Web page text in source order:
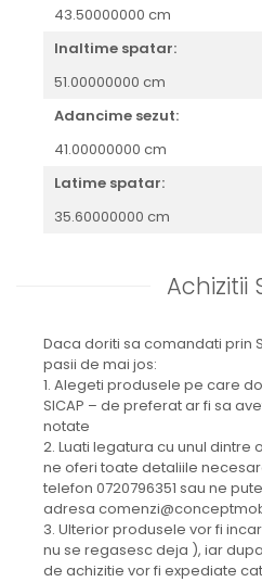
43.50000000 cm
Inaltime spatar:
51.00000000 cm
Adancime sezut:
41.00000000 cm
Latime spatar:
35.60000000 cm
Achizitii
Daca doriti sa comandati prin
pasii de mai jos:
1. Alegeti produsele pe care
SICAP – de preferat ar fi sa
notate
2. Luati legatura cu unul dintre
ne oferi toate detaliile
telefon 0720796351 sau ne
adresa
3. Ulterior produsele vor fi
nu se regasesc deja ), iar
de achizitie vor fi expediate